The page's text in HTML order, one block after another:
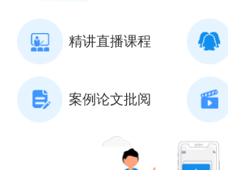
精讲直播课程
案例论文批阅